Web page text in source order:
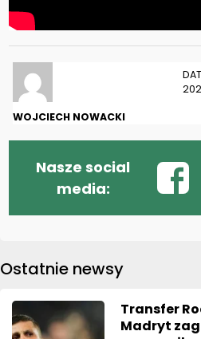
WOJCIECH NOWACKI
Nasze social
media:
Ostatnie newsy
Transfer
Madryt